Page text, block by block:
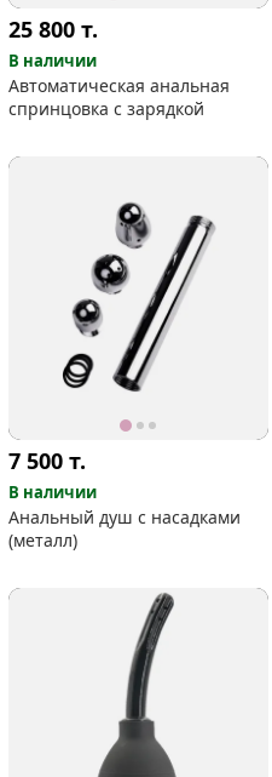
25 800т.
В наличии
Автоматическая анальная
спринцовка с зарядкой
7 500т.
В наличии
Анальный душ с насадками
(металл)